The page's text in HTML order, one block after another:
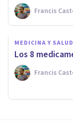
Francis
MEDICINA Y SALUD
Los 8
Francis